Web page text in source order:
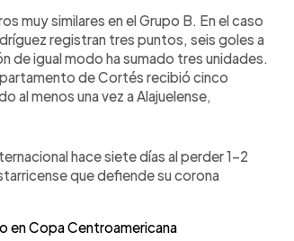
muy similares en el Grupo B. En el caso
registran tres puntos, seis goles a
de igual modo ha sumado tres unidades.
de Cortés recibió cinco
al menos una vez a Alajuelense,
hace siete días al perder 1-2
que defiende su corona
en Copa Centroamericana